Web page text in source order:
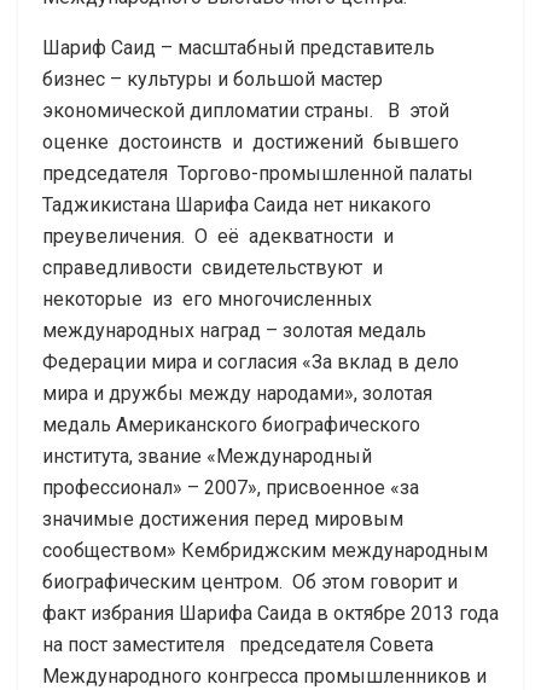
Шариф Саид – масштабный представитель
бизнес – культуры и большой мастер
экономической дипломатии страны. В этой
оценке достоинств и достижений бывшего
председателя Торгово-промышленной палаты
Таджикистана Шарифа Саида нет никакого
преувеличения. О её адекватности и
справедливости свидетельствуют и
некоторые из его многочисленных
международных наград – золотая медаль
Федерации мира и согласия «За вклад в дело
мира и дружбы между народами», золотая
медаль Американского биографического
института, звание «Международный
профессионал» – 2007», присвоенное «за
значимые достижения перед мировым
сообществом» Кембриджским международным
биографическим центром. Об этом говорит и
факт избрания Шарифа Саида в октябре 2013 года
на пост заместителя председателя Совета
Международного конгресса промышленников и